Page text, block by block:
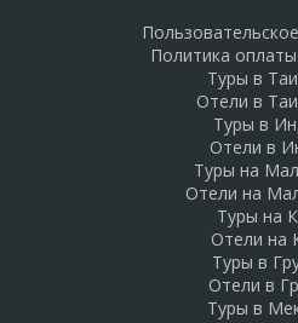
Политика
Туры в
Отели в
Туры в
Отели в
Туры на
Отели на
Туры на
Отели на
Туры в
Отели в
Туры в